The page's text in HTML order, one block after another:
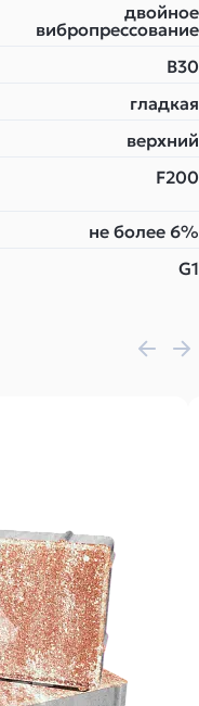
двойное
вибропрессование
B30
гладкая
верхний
F200
не более 6%
G1